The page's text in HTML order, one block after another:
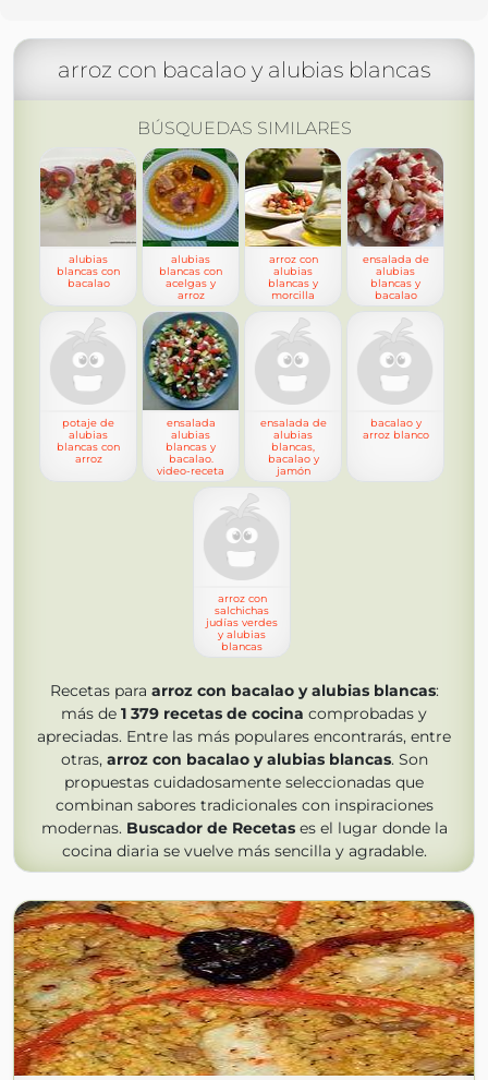
arroz con bacalao y alubias blancas
BÚSQUEDAS SIMILARES
alubias
blancas con
bacalao
alubias
blancas con
acelgas y
arroz
arroz con
alubias
blancas y
morcilla
ensalada de
alubias
blancas y
bacalao
potaje de
alubias
blancas con
arroz
ensalada
alubias
blancas y
bacalao.
video-receta
ensalada de
alubias
blancas,
bacalao y
jamón
bacalao y
arroz blanco
arroz con
salchichas
judías verdes
y alubias
blancas
Recetas para arroz con bacalao y alubias blancas:
más de 1 379 recetas de cocina comprobadas y
apreciadas. Entre las más populares encontrarás, entre
otras, arroz con bacalao y alubias blancas. Son
propuestas cuidadosamente seleccionadas que
combinan sabores tradicionales con inspiraciones
modernas. Buscador de Recetases el lugar donde la
cocina diaria se vuelve más sencilla y agradable.